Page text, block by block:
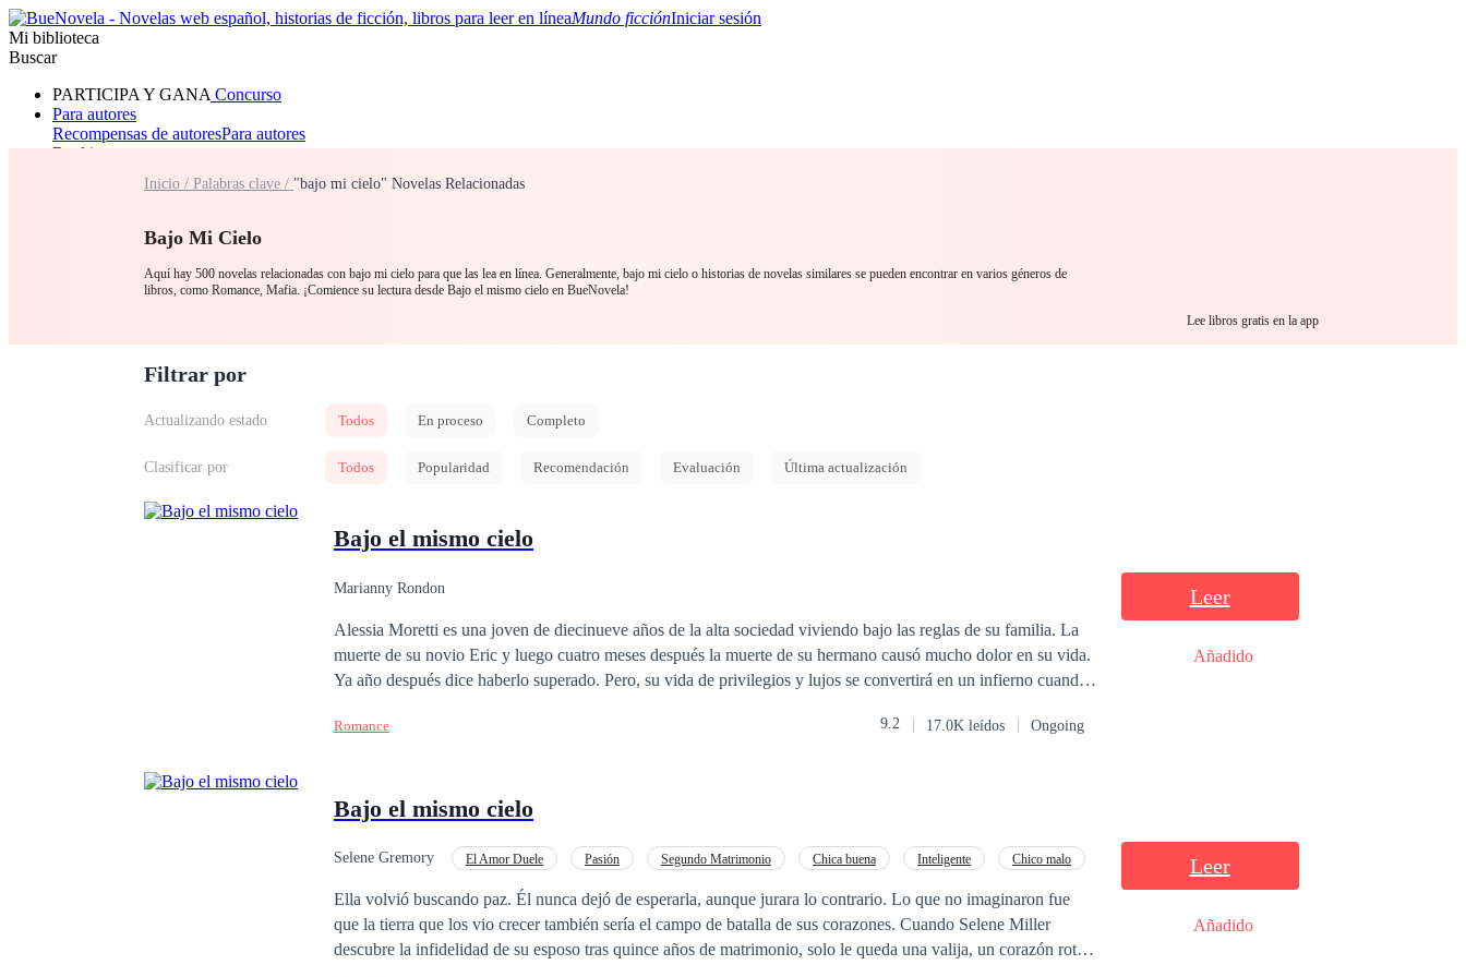
Mundo ficciónIniciar sesión
Mi biblioteca
Buscar
PARTICIPA Y GANA Concurso
Para autores
Recompensas de autoresPara autores
Ranking
RomanceHombre loboMafia
Inicio / Palabras clave / "bajo mi cielo" Novelas Relacionadas
Bajo Mi Cielo
Aquí hay 500 novelas relacionadas con bajo mi cielo para que las lea en línea. Generalmente, bajo mi cielo o historias de novelas similares se pueden encontrar en varios géneros de
libros, como Romance, Mafia. ¡Comience su lectura desde Bajo el mismo cielo en BueNovela!
Lee libros gratis en la app
Filtrar por
Actualizando estado Todos En proceso Completo
Clasificar por Todos Popularidad Recomendación Evaluación Última actualización
Bajo el mismo cielo
Marianny Rondon
Alessia Moretti es una joven de diecinueve años de la alta sociedad viviendo bajo las reglas de su familia. La
muerte de su novio Eric y luego cuatro meses después la muerte de su hermano causó mucho dolor en su vida.
Ya año después dice haberlo superado. Pero, su vida de privilegios y lujos se convertirá en un infierno cuando
intentando consumir su corazón, pero que dentro de tanta injusticia nunca pensó volverse a enamorar.
Romance 9.2 17.0K leídos Ongoing
Leer
Añadido
Bajo el mismo cielo
Selene Gremory El Amor Duele Pasión Segundo Matrimonio Chica buena Inteligente
Chico malo
Ella volvió buscando paz. Él nunca dejó de esperarla, aunque jurara lo contrario. Lo que no imaginaron fue
que la tierra que los vio crecer también sería el campo de batalla de sus corazones. Cuando Selene Miller
descubre la infidelidad de su esposo tras quince años de matrimonio, solo le queda una valija, un corazón roto
Leer
Añadido